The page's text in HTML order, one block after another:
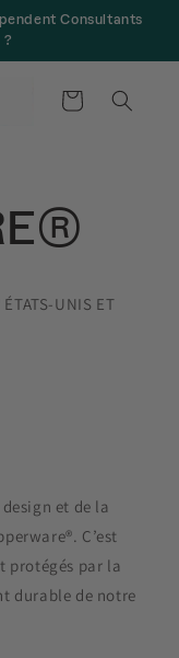
Consultants
?
Panier
ÉTATS-UNIS ET
et de la
C’est
protégés par la
durable de notre